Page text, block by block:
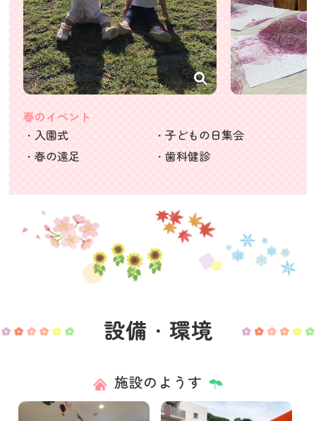
春のイベント
・入園式
・春の遠足
・子どもの日集会
・歯科健診
設備・環境
施設のようす